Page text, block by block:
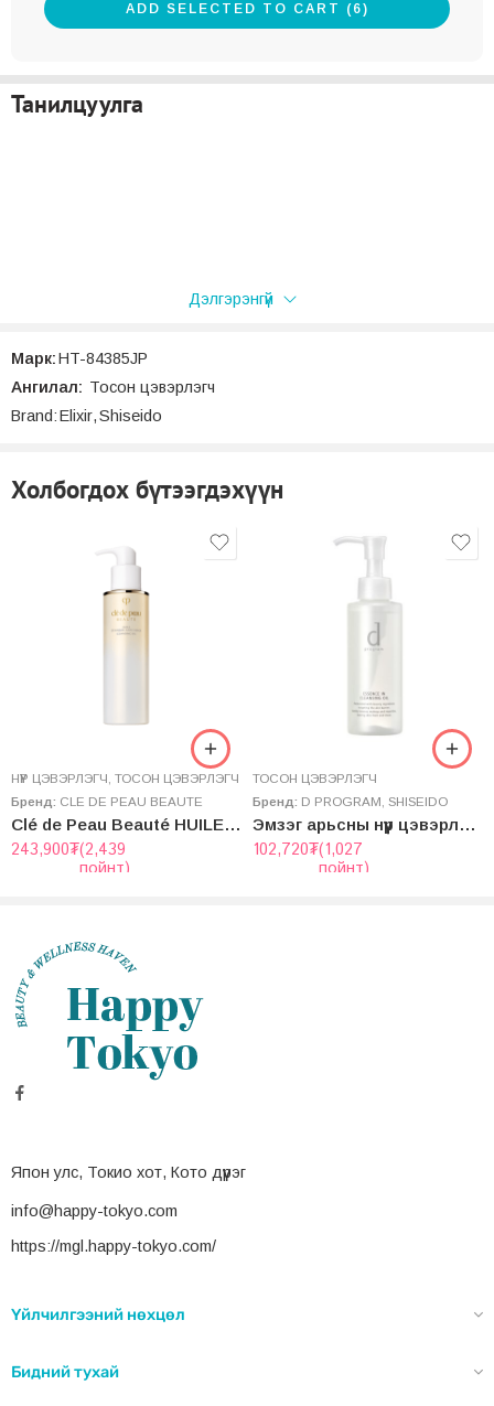
ADD SELECTED TO CART (6)
Танилцуулга
Дэлгэрэнгүй
Марк:HT-84385JP
Ангилал: Тосон цэвэрлэгч
Brand:Elixir,Shiseido
Холбогдох бүтээгдэхүүн
НҮҮР ЦЭВЭРЛЭГЧ ТОСОН ЦЭВЭРЛЭГЧ
Бренд: CLE DE PEAU BEAUTE
Clé de Peau Beauté HUILE DÉMAQUILLANTE VISAGE 200mL
243,900₮(2,439
пойнт)
ТОСОН ЦЭВЭРЛЭГЧ
Бренд: D PROGRAM SHISEIDO
Эмзэг арьсны нүүр цэвэрлэгч – ESSENCE IN CLEANSING OIL
102,720₮(1,027
пойнт)
Япон улс, Токио хот, Кото дүүрэг
info@happy-tokyo.com
https://mgl.happy-tokyo.com/
Үйлчилгээний нөхцөл
Бидний тухай